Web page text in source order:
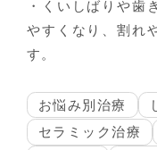
・くいしばりや歯
やすくなり、割れ
す。
お悩み別治療
セラミック治療